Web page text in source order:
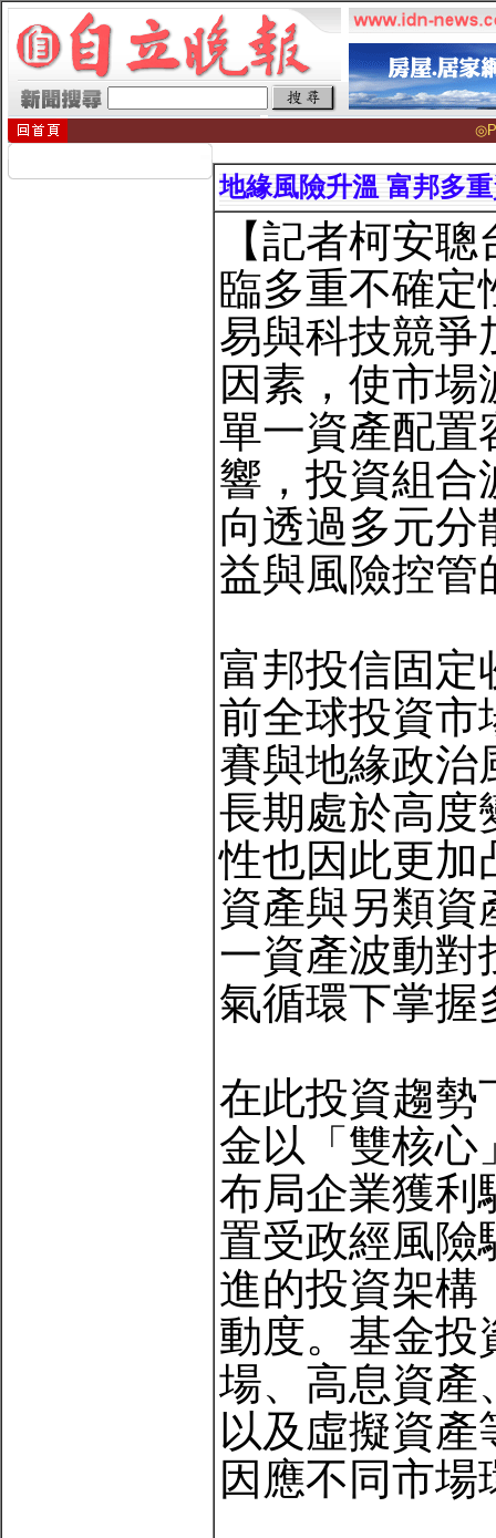
地緣風險升溫 富邦多
【記者柯安
臨多重不確定
易與科技競爭
因素，使市
單一資產配置
響，投資組合
向透過多元分
益與風險控管
富邦投信固定
前全球投資市
賽與地緣政治
長期處於高度
性也因此更加
資產與另類資
一資產波動對
氣循環下掌握
在此投資趨勢
金以「雙核心
布局企業獲利
置受政經風險
進的投資架構
動度。基金投
場、高息資產
以及虛擬資產
因應不同市場